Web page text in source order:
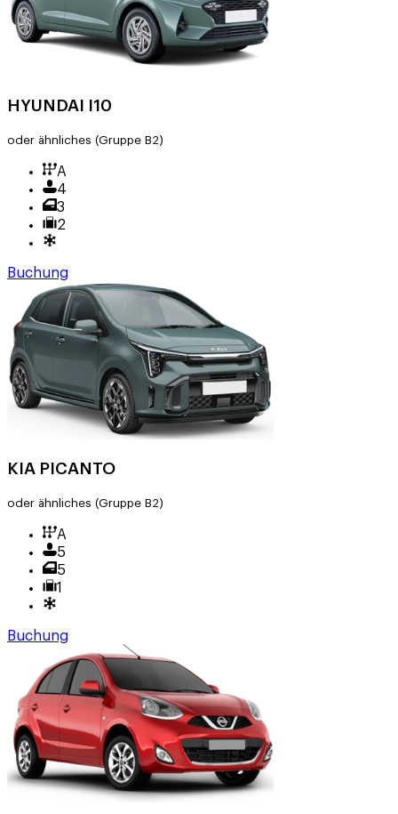
HYUNDAI I10
oder ähnliches (Gruppe B2)
A
4
3
2
Buchung
KIA PICANTO
oder ähnliches (Gruppe B2)
A
5
5
1
Buchung